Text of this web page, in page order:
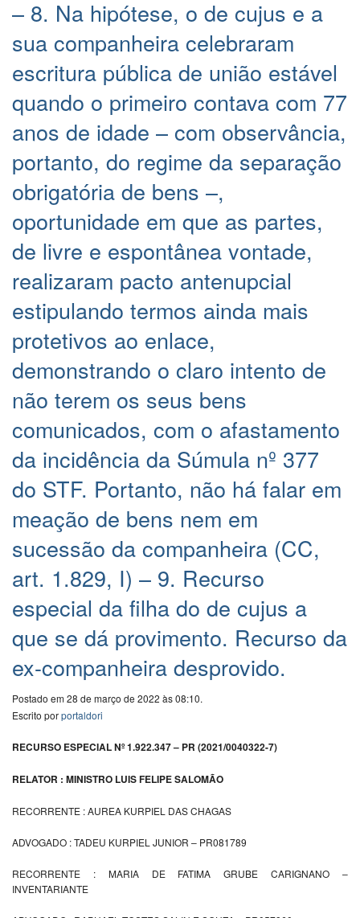
– 8. Na hipótese, o de cujus e a
sua companheira celebraram
escritura pública de união estável
quando o primeiro contava com 77
anos de idade – com observância,
portanto, do regime da separação
obrigatória de bens –,
oportunidade em que as partes,
de livre e espontânea vontade,
realizaram pacto antenupcial
estipulando termos ainda mais
protetivos ao enlace,
demonstrando o claro intento de
não terem os seus bens
comunicados, com o afastamento
da incidência da Súmula nº 377
do STF. Portanto, não há falar em
meação de bens nem em
sucessão da companheira (CC,
art. 1.829, I) – 9. Recurso
especial da filha do de cujus a
que se dá provimento. Recurso da
ex-companheira desprovido.
Postado em 28 de março de 2022 às 08:10.
Escrito porportaldori
RECURSO ESPECIAL Nº 1.922.347 – PR (2021/0040322-7)
RELATOR : MINISTRO LUIS FELIPE SALOMÃO
RECORRENTE : AUREA KURPIEL DAS CHAGAS
ADVOGADO : TADEU KURPIEL JUNIOR – PR081789
RECORRENTE : MARIA DE FATIMA GRUBE CARIGNANO –
INVENTARIANTE